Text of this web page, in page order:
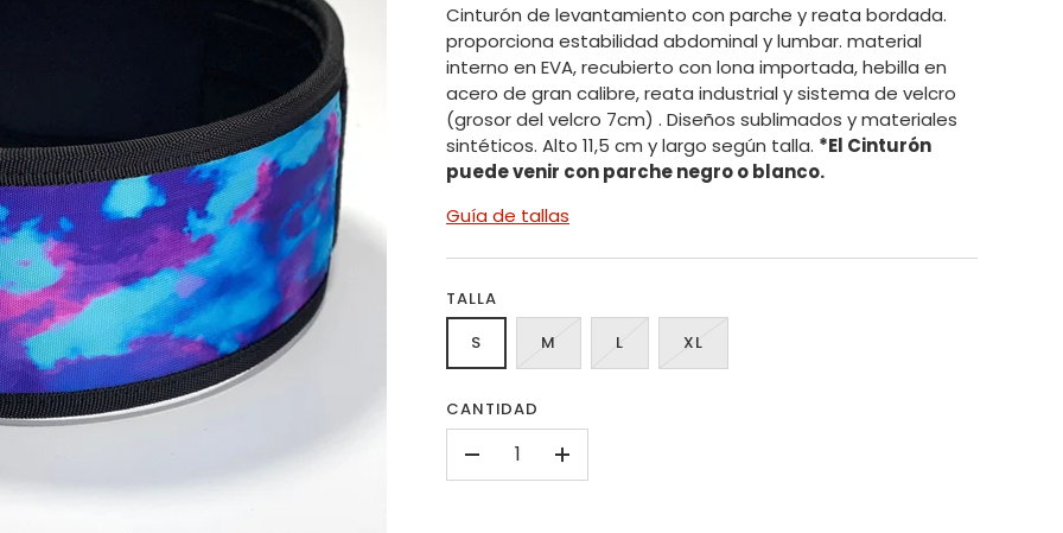
Cinturón de levantamiento con parche y reata bordada.
proporciona estabilidad abdominal y lumbar. material
interno en EVA, recubierto con lona importada, hebilla en
acero de gran calibre, reata industrial y sistema de velcro
(grosor del velcro 7cm) . Diseños sublimados y materiales
sintéticos. Alto 11,5 cm y largo según talla. *El Cinturón
puede venir con parche negro o blanco.
Guía de tallas
TALLA
S
M L XL
CANTIDAD
+